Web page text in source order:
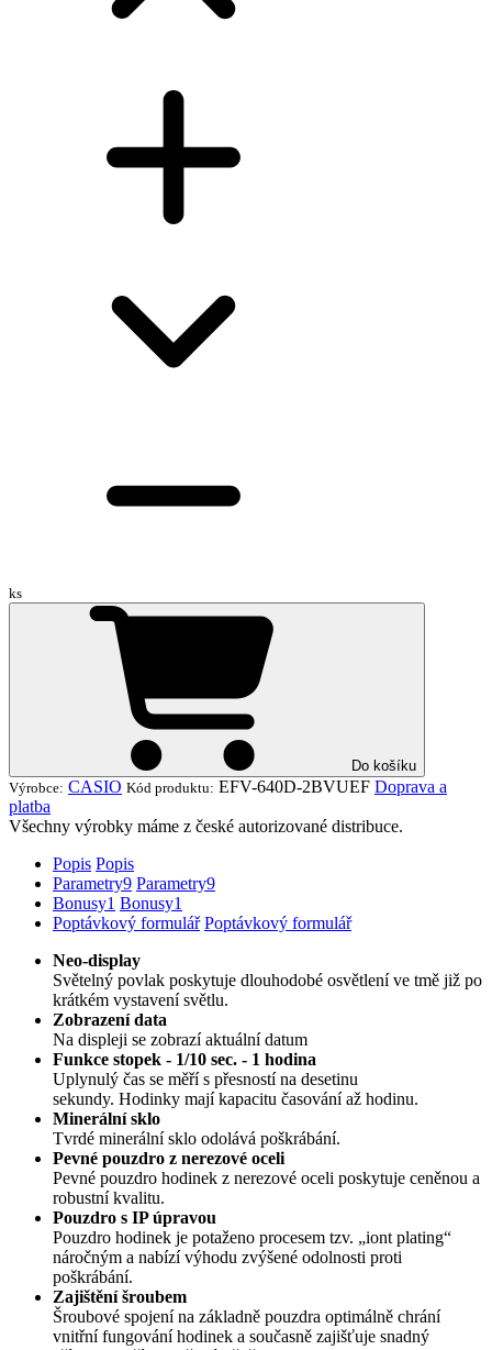
ks
Do košíku
Výrobce: CASIO Kód produktu: EFV-640D-2BVUEF Doprava a
platba
Všechny výrobky máme z české autorizované distribuce.
Popis Popis
Parametry9 Parametry9
Bonusy1 Bonusy1
Poptávkový formulář Poptávkový formulář
Neo-display
Světelný povlak poskytuje dlouhodobé osvětlení ve tmě již po
krátkém vystavení světlu.
Zobrazení data
Na displeji se zobrazí aktuální datum
Funkce stopek - 1/10 sec. - 1 hodina
Uplynulý čas se měří s přesností na desetinu
sekundy. Hodinky mají kapacitu časování až hodinu.
Minerální sklo
Tvrdé minerální sklo odolává poškrábání.
Pevné pouzdro z nerezové oceli
Pevné pouzdro hodinek z nerezové oceli poskytuje ceněnou a
robustní kvalitu.
Pouzdro s IP úpravou
Pouzdro hodinek je potaženo procesem tzv. „iont plating“
náročným a nabízí výhodu zvýšené odolnosti proti
poškrábání.
Zajištění šroubem
Šroubové spojení na základně pouzdra optimálně chrání
vnitřní fungování hodinek a současně zajišťuje snadný